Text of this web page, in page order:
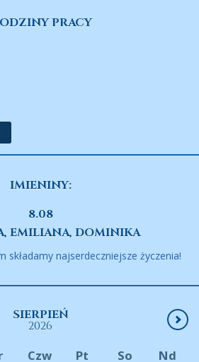
PRACY
IMIENINY:
8.08
EMILIANA, DOMINIKA
składamy najserdeczniejsze życzenia!
SIERPIEŃ
2026
Czw Pt So Nd